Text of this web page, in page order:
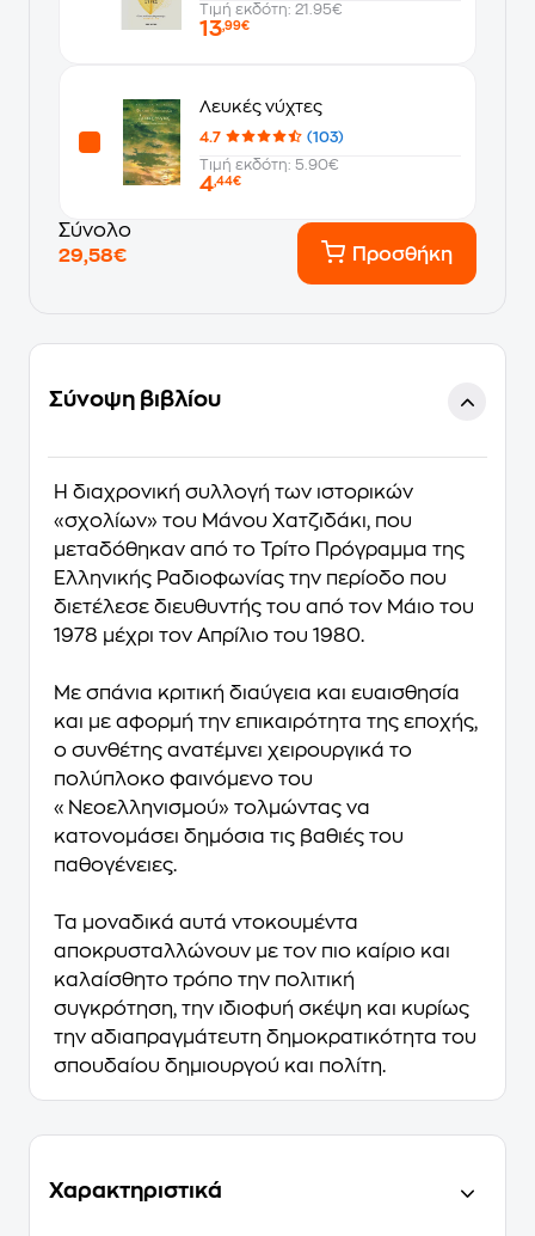
Τιμή εκδότη: 21.95€
13,99€
Λευκές νύχτες
4.7
(103)
Τιμή εκδότη: 5.90€
4,44€
Σύνολο
29,58€
Προσθήκη
Σύνοψη βιβλίου
Η διαχρονική συλλογή των ιστορικών
«σχολίων» του Μάνου Χατζιδάκι, που
μεταδόθηκαν από το Τρίτο Πρόγραμμα της
Ελληνικής Ραδιοφωνίας την περίοδο που
διετέλεσε διευθυντής του από τον Μάιο του
1978 μέχρι τον Απρίλιο του 1980.
Με σπάνια κριτική διαύγεια και ευαισθησία
και με αφορμή την επικαιρότητα της εποχής,
ο συνθέτης ανατέμνει χειρουργικά το
πολύπλοκο φαινόμενο του
«Νεοελληνισμού» τολμώντας να
κατονομάσει δημόσια τις βαθιές του
παθογένειες.
Τα μοναδικά αυτά ντοκουμέντα
αποκρυσταλλώνουν με τον πιο καίριο και
καλαίσθητο τρόπο την πολιτική
συγκρότηση, την ιδιοφυή σκέψη και κυρίως
την αδιαπραγμάτευτη δημοκρατικότητα του
σπουδαίου δημιουργού και πολίτη.
Χαρακτηριστικά